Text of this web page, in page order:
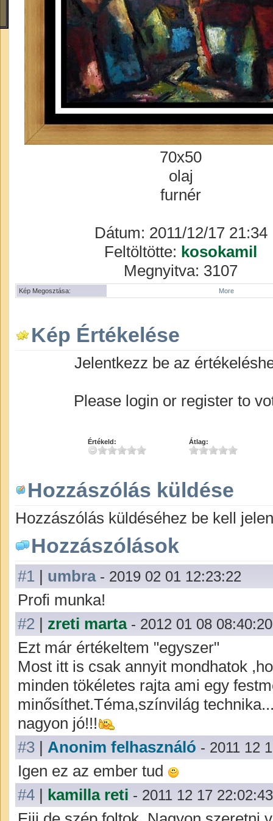
70x50
olaj
furnér
Dátum: 2011/12/17 21:34
Feltöltötte: kosokamil
Megnyitva: 3107
Kép Megosztása: More
Kép Értékelése
Jelentkezz be az
Please login or register to
Értékeld: Átlag:
Hozzászólás küldése
Hozzászólás küldéséhez be kell
Hozzászólások
#1 | umbra - 2019 02 01 12:23:22
Profi munka!
#2 | zreti marta - 2012 01 08 08:40:20
Ezt már értékeltem "egyszer"
Most itt is csak annyit mondhatok
minden tökéletes rajta ami egy
minősíthet.Téma,színvilág
nagyon jó!!!
#3 | Anonim felhasználó - 2011 12
Igen ez az ember tud
#4 | kamilla reti - 2011 12 17 22:02:43